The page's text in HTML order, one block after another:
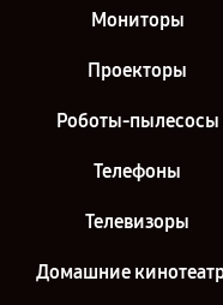
Мониторы
Проекторы
Роботы-пылесосы
Телефоны
Телевизоры
Домашние